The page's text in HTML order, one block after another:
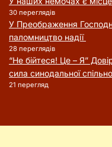
30 переглядів
У Преображення
паломництво надії
28 переглядів
“Не бійтеся! Це – Я”
сила синодальної
21 перегляд